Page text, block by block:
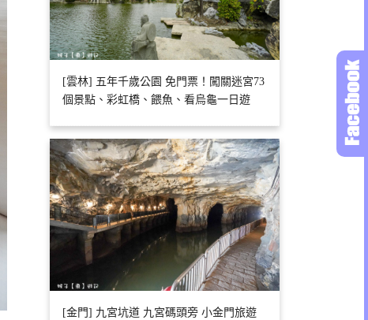
[雲林] 五年千歲公園 免門票！闖關迷宮73
個景點、彩虹橋、餵魚、看烏龜一日遊
[金門] 九宮坑道 九宮碼頭旁 小金門旅遊